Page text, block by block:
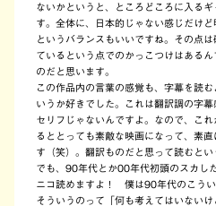
ないかというと、ところどころに入る
す。全体に、日本的じゃない感じだけど
というバランスもいいですね。その点
ているという点でのかっこつけはある
のだと思います。
この作品内の言葉の感覚も、字幕を読
いうか好きでした。これは翻訳調の字
セリフじゃないんですよ。なので、こ
るととっても素敵な映画になって、素
す（笑）。翻訳ものだと思って読むとい
でも、90年代とか00年代初頭のスカし
ニコ読めますよ！ 僕は90年代のこうい
そういうのって「何も考えてはいない